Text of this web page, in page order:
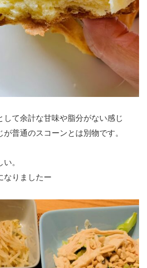
して余計な甘味や脂分がない感じ
普通のスコーンとは別物です。
。
なりましたー